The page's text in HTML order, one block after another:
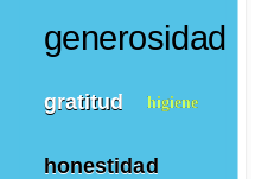
generosidad
gratitud higiene
honestidad